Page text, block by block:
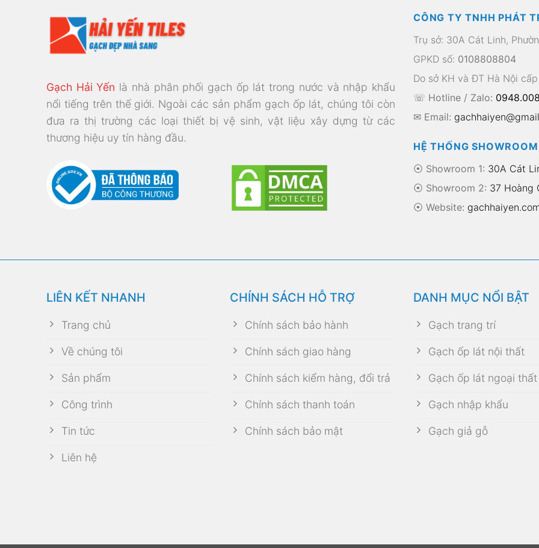
Gạch Hải Yến là nhà phân phối gạch ốp lát trong nước và nhập khẩu
nổi tiếng trên thế giới. Ngoài các sản phẩm gạch ốp lát, chúng tôi còn
đưa ra thị trường các loại thiết bị vệ sinh, vật liệu xây dựng từ các
thương hiệu uy tín hàng đầu.
CÔNG TY TNHH PHÁT
Trụ sở: 30A Cát Linh,
GPKD số: 0108808804
Do sở KH và ĐT Hà Nội
☏ Hotline / Zalo:
✉ Email:
HỆ THỐNG SHOWROOM
⦿ Showroom 1: 30A Cát
⦿ Showroom 2: 37 Hoàng
⦿ Website:
LIÊN KẾT NHANH
Trang chủ
Về chúng tôi
Sản phẩm
Công trình
Tin tức
Liên hệ
CHÍNH SÁCH HỖ TRỢ
Chính sách bảo hành
Chính sách giao hàng
Chính sách kiểm hàng, đổi trả
Chính sách thanh toán
Chính sách bảo mật
DANH MỤC NỔI BẬT
Gạch trang trí
Gạch ốp lát nội thất
Gạch ốp lát ngoại thất
Gạch nhập khẩu
Gạch giả gỗ